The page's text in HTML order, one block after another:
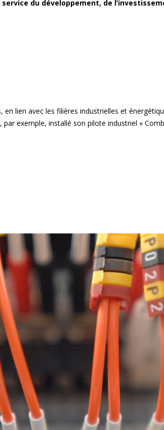
du développement, de
lien avec les filières industrielles et
exemple, installé son pilote industriel «